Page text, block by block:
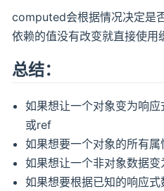
computed会根据情况决定是
依赖的值没有改变就直接使用
总结：
如果想让一个对象变为响
或ref
如果想要一个对象的所有
如果想让一个非对象数据
如果想要根据已知的响应